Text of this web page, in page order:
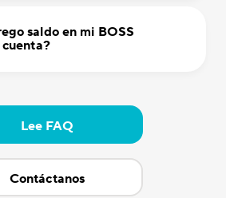
saldo en mi BOSS
Lee FAQ
Contáctanos